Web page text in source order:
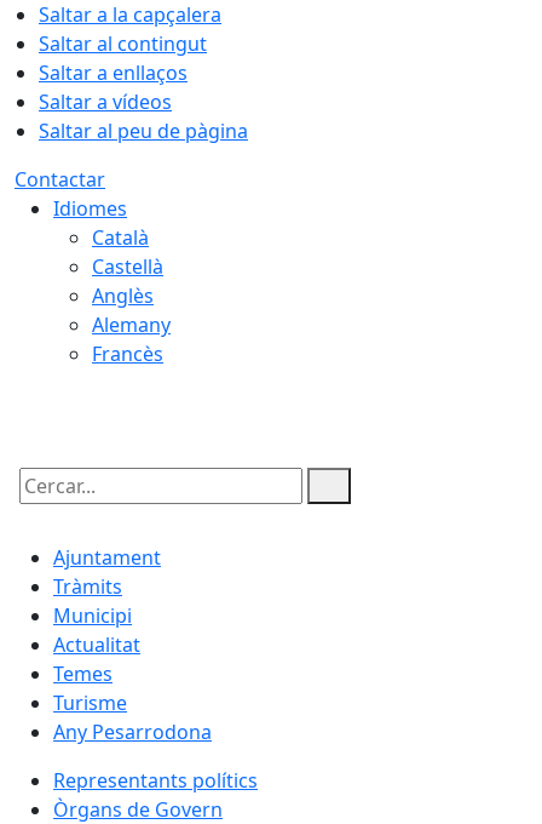
Saltar a la capçalera
Saltar al contingut
Saltar a enllaços
Saltar a vídeos
Saltar al peu de pàgina
Contactar
Idiomes
Català
Castellà
Anglès
Alemany
Francès
Cercar:
Ajuntament
Tràmits
Municipi
Actualitat
Temes
Turisme
Any Pesarrodona
Representants polítics
Òrgans de Govern